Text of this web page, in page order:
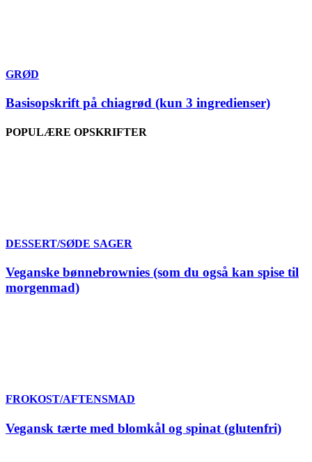
GRØD
Basisopskrift på chiagrød (kun 3 ingredienser)
POPULÆRE OPSKRIFTER
DESSERT/SØDE SAGER
Veganske bønnebrownies (som du også kan spise til
morgenmad)
FROKOST/AFTENSMAD
Vegansk tærte med blomkål og spinat (glutenfri)